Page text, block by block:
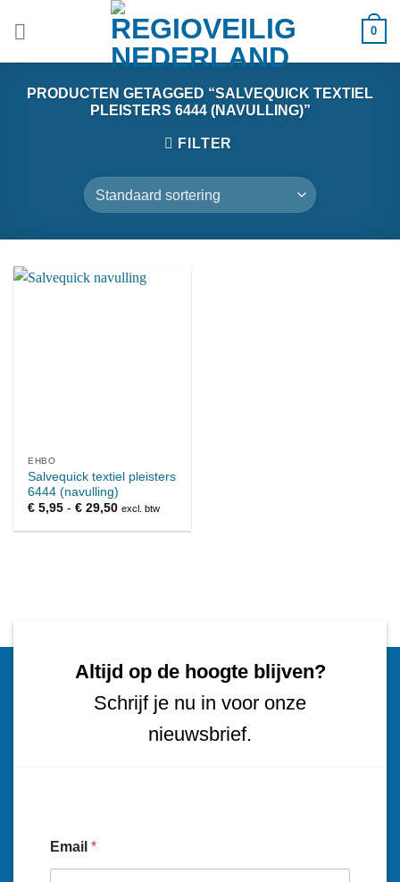
0
PRODUCTEN GETAGGED “SALVEQUICK TEXTIEL
PLEISTERS 6444 (NAVULLING)”
FILTER
EHBO
Salvequick textiel pleisters
6444 (navulling)
€ 5,95 - € 29,50Prijsklasse:
tot
excl. btw
Altijd op de hoogte blijven?
Schrijf je nu in voor onze
nieuwsbrief.
Email *